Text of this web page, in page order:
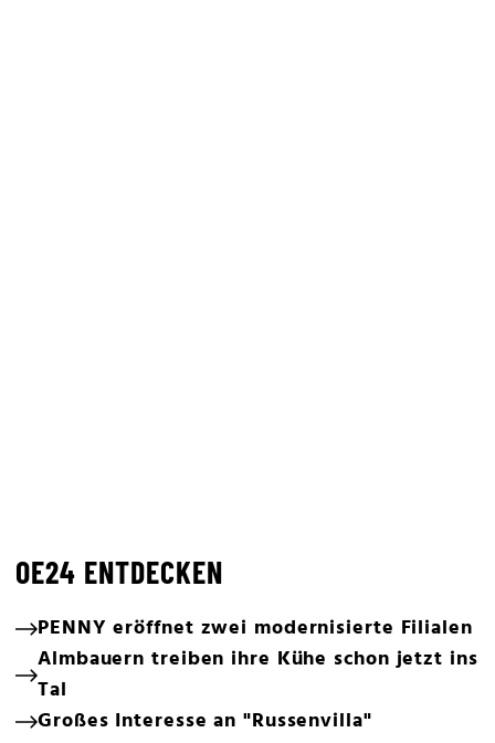
OE24 ENTDECKEN
PENNY eröffnet zwei modernisierte Filialen
Almbauern treiben ihre Kühe schon jetzt ins
Tal
Großes Interesse an "Russenvilla"